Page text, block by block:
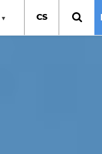
CS